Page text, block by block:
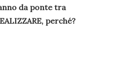
da ponte tra
perché?